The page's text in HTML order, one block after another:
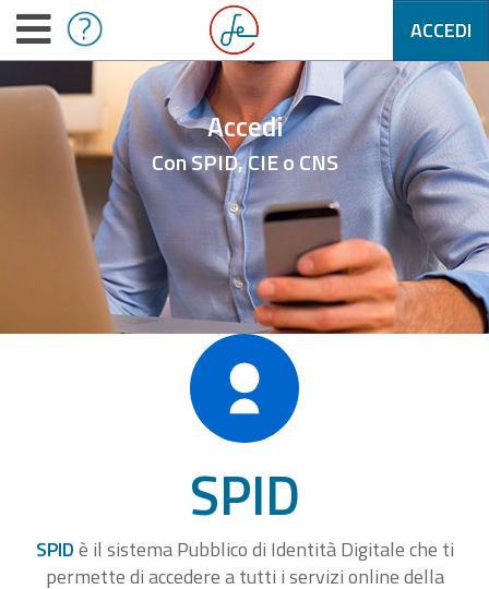
ACCEDI
Accedi
Con SPID, CIE o CNS
SPID
SPIDè il sistema Pubblico di Identità Digitale che ti
permette di accedere a tutti i servizi online della